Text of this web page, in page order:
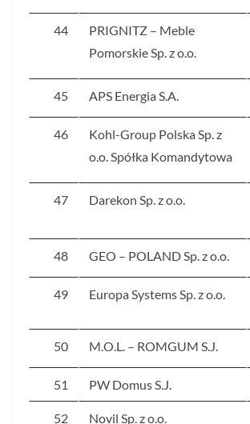
44
PRIGNITZ – Meble
Pomorskie Sp. z o.o.
45 APS Energia S.A.
46
Kohl-Group Polska Sp. z
o.o. Spółka Komandytowa
47 Darekon Sp. z o.o.
48 GEO – POLAND Sp. z o.o.
49 Europa Systems Sp. z o.o.
50 M.O.L. – ROMGUM S.J.
51 PW Domus S.J.
52 Novil Sp. z o.o.